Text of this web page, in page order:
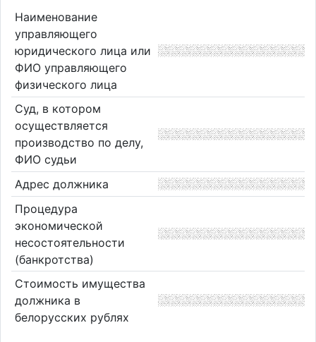
Наименование
управляющего
юридического лица или
ФИО управляющего
физического лица
Суд, в котором
осуществляется
производство по делу,
ФИО судьи
Адрес должника
Процедура
экономической
несостоятельности
(банкротства)
Стоимость имущества
должника в
белорусских рублях